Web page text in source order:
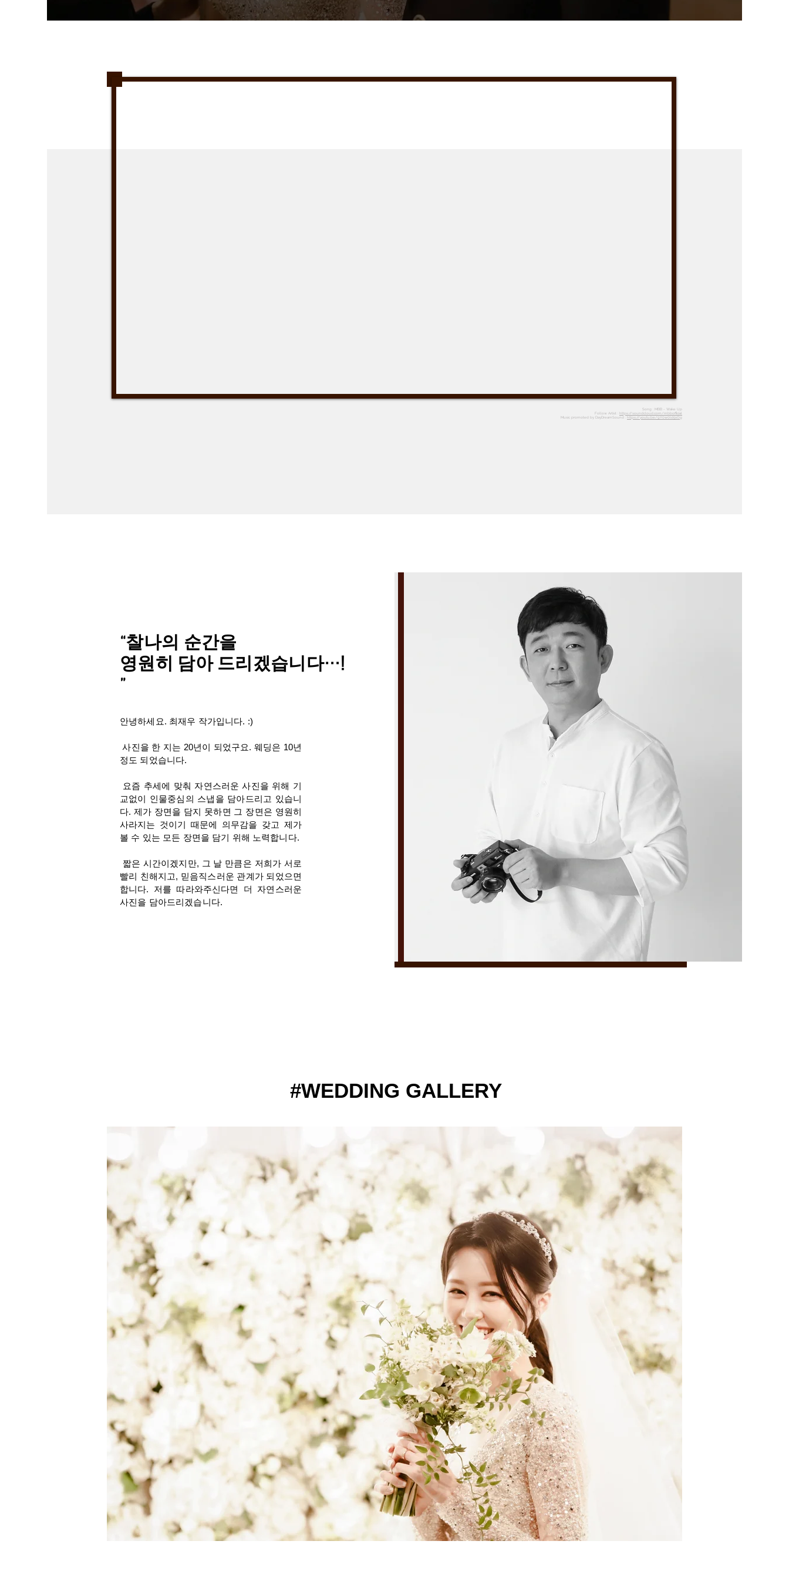
Song : MBB - Wake Up
Follow Artist :
https://soundcloud.com/mbbofficial
Music promoted by DayDreamSound :
https://youtu.be/9Y0w0ld5sOg
“찰나의 순간을
영원히 담아 드리겠습니다…!
”
안녕하세요. 최재우 작가입니다. :)
사진을 한 지는 20년이 되었구요. 웨딩은 10년
정도 되었습니다.
요즘 추세에 맞춰 자연스러운 사진을 위해 기
교없이 인물중심의 스냅을 담아드리고 있습니
다. 제가 장면을 담지 못하면 그 장면은 영원히
사라지는 것이기 때문에 의무감을 갖고 제가
볼 수 있는 모든 장면을 담기 위해 노력합니다.
짧은 시간이겠지만, 그 날 만큼은 저희가 서로
빨리 친해지고, 믿음직스러운 관계가 되었으면
합니다. 저를 따라와주신다면 더 자연스러운
사진을 담아드리겠습니다.
#WEDDING GALLERY